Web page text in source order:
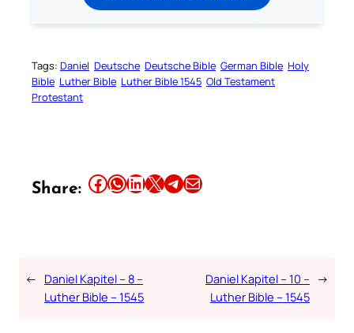
Tags: Daniel Deutsche Deutsche Bible German Bible Holy
Bible Luther Bible Luther Bible 1545 Old Testament
Protestant
Share: Share this article on Facebook Share this article on WhatsApp Share this article on LinkedIn Share this article on X Share this article on TelegramEmail this Article
← Daniel Kapitel – 8 –
Luther Bible – 1545
Daniel Kapitel – 10 –
Luther Bible – 1545
→